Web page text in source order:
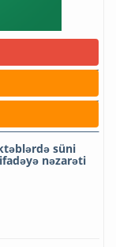
süni
nəzarəti